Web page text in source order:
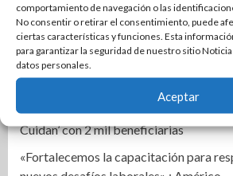
comportamiento de navegación o las
No consentir o retirar el consentimiento, puede
ciertas características y funciones. Esta
para garantizar la seguridad de nuestro sitio
datos personales.
Aceptar
Gobierno Municipal fortalece
Altamira
Rehabilitan edificios en Arboledas para
Consolida Mónica Villarreal programa
Cuidan’ con 2 mil beneficiarias
«Fortalecemos la capacitación para